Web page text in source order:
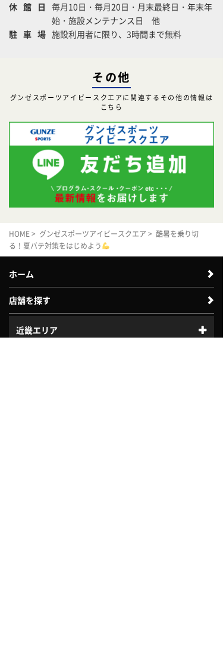
休館日 毎月10日・毎月20日・月末最終日・年末年
始・施設メンテナンス日 他
駐車場 施設利用者に限り、3時間まで無料
その他
グンゼスポーツアイビースクエアに関連するその他の情報は
こちら
HOME> グンゼスポーツアイビースクエア > 酷暑を乗り切
る！夏バテ対策をはじめよう
ホーム
店舗を探す
近畿エリア